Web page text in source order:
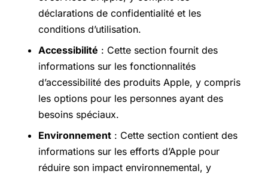
déclarations de confidentialité et les
conditions d’utilisation.
Accessibilité : Cette section fournit des
informations sur les fonctionnalités
d’accessibilité des produits Apple, y compris
les options pour les personnes ayant des
besoins spéciaux.
Environnement : Cette section contient des
informations sur les efforts d’Apple pour
réduire son impact environnemental, y